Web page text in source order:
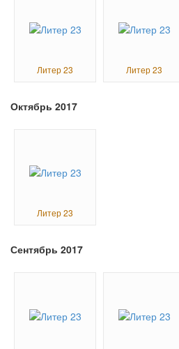
Литер 23 Литер 23
Октябрь 2017
Литер 23
Сентябрь 2017